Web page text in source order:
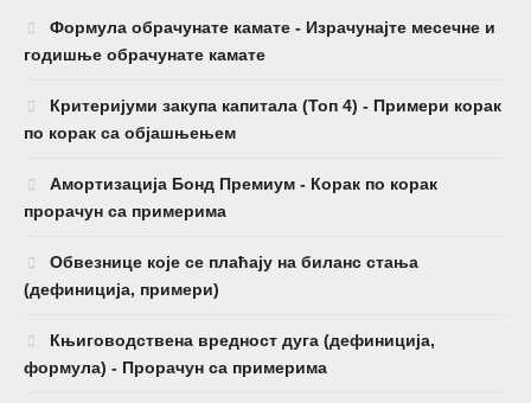
Формула обрачунате камате - Израчунајте месечне и
годишње обрачунате камате
Критеријуми закупа капитала (Топ 4) - Примери корак
по корак са објашњењем
Амортизација Бонд Премиум - Корак по корак
прорачун са примерима
Обвезнице које се плаћају на биланс стања
(дефиниција, примери)
Књиговодствена вредност дуга (дефиниција,
формула) - Прорачун са примерима